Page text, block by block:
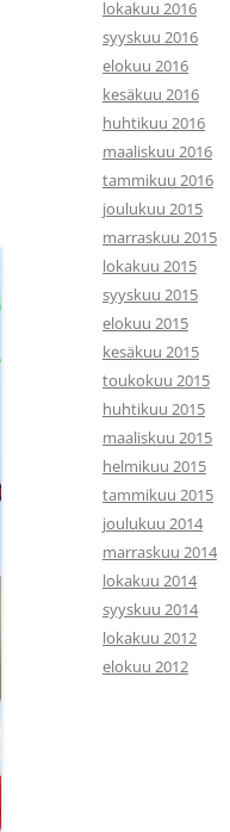
lokakuu 2016
syyskuu 2016
elokuu 2016
kesäkuu 2016
huhtikuu 2016
maaliskuu 2016
tammikuu 2016
joulukuu 2015
marraskuu 2015
lokakuu 2015
syyskuu 2015
elokuu 2015
kesäkuu 2015
toukokuu 2015
huhtikuu 2015
maaliskuu 2015
helmikuu 2015
tammikuu 2015
joulukuu 2014
marraskuu 2014
lokakuu 2014
syyskuu 2014
lokakuu 2012
elokuu 2012